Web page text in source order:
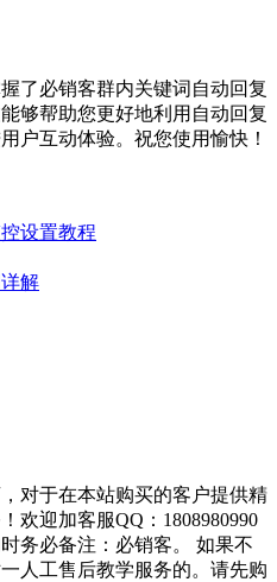
了必销客群内关键词自动回复
够帮助您更好地利用自动回复
户互动体验。祝您使用愉快！
设置教程
解
对于在本站购买的客户提供精
欢迎加客服QQ：1808980990
务必备注：必销客。 如果不
人工售后教学服务的。请先购